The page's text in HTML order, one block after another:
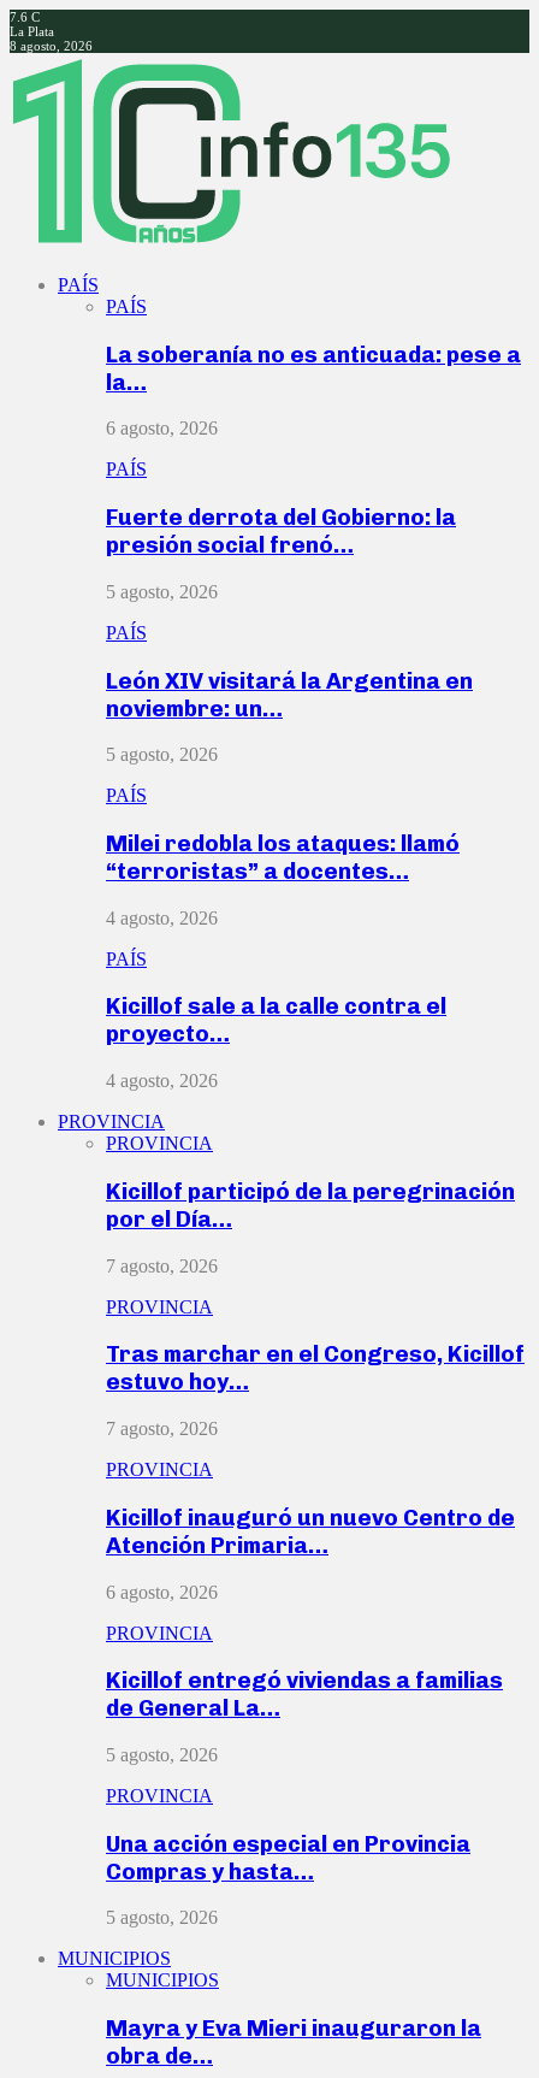
7.6 C
La Plata
8 agosto, 2026
Facebook
Twitter
Instagram
Youtube
PAÍS
PAÍS
La soberanía no es anticuada: pese a
la…
6 agosto, 2026
PAÍS
Fuerte derrota del Gobierno: la
presión social frenó…
5 agosto, 2026
PAÍS
León XIV visitará la Argentina en
noviembre: un…
5 agosto, 2026
PAÍS
Milei redobla los ataques: llamó
“terroristas” a docentes…
4 agosto, 2026
PAÍS
Kicillof sale a la calle contra el
proyecto…
4 agosto, 2026
PROVINCIA
PROVINCIA
Kicillof participó de la peregrinación
por el Día…
7 agosto, 2026
PROVINCIA
Tras marchar en el Congreso, Kicillof
estuvo hoy…
7 agosto, 2026
PROVINCIA
Kicillof inauguró un nuevo Centro de
Atención Primaria…
6 agosto, 2026
PROVINCIA
Kicillof entregó viviendas a familias
de General La…
5 agosto, 2026
PROVINCIA
Una acción especial en Provincia
Compras y hasta…
5 agosto, 2026
MUNICIPIOS
MUNICIPIOS
Mayra y Eva Mieri inauguraron la
obra de…